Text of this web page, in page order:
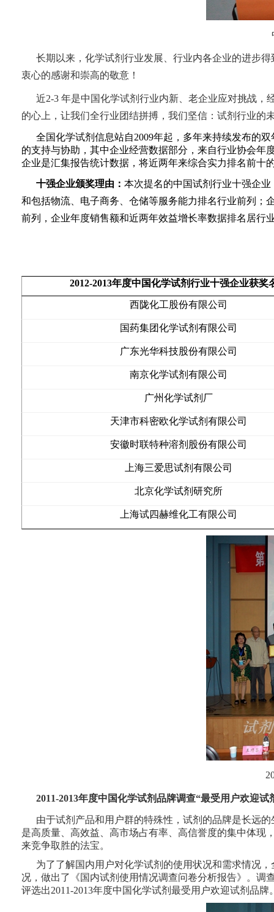
长期以来，化学试剂行业发展、行业内各企业的进步
衷心的感谢和崇高的敬意！
近2-3 年是中国化学试剂行业内新、老企业应对挑战
的心上，让我们全行业团结拼搏，我们坚信：试剂行业的
全国化学试剂信息站自2009年起，多年来持续发布的
的支持与协助，其中企业经营数据部分，来自行业协会
企业是汇集报告统计数据，将近两年来综合实力排名前十
十强企业颁奖理由： 本次提名的中国试剂行业十强企
和包括物流、电子商务、仓储等服务能力排名行业前列；
前列，企业年度销售额和近两年效益增长率数据排名居行
2012-2013年度中国化学试剂行业十强企业获奖
西陇化工股份有限公司
国药集团化学试剂有限公司
广东光华科技股份有限公司
南京化学试剂有限公司
广州化学试剂厂
天津市科密欧化学试剂有限公司
安徽时联特种溶剂股份有限公司
上海三爱思试剂有限公司
北京化学试剂研究所
上海试四赫维化工有限公司
2011-2013年度中国化学试剂品牌调查“最受用户欢迎试
由于试剂产品和用户群的特殊性，试剂的品牌是长远
是高质量、高效益、高市场占有率、高信誉度的集中体
来竞争取胜的法宝。
为了了解国内用户对化学试剂的使用状况和需求情况
况，做出了《国内试剂使用情况调查问卷分析报告》。
评选出2011-2013年度中国化学试剂最受用户欢迎试剂品牌